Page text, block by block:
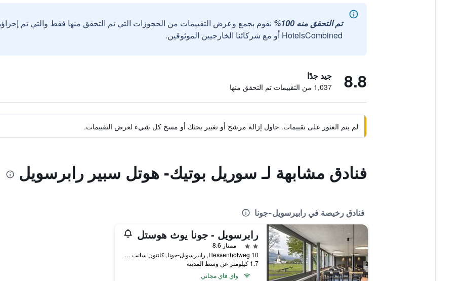
تم التحقق منه 100%
نقوم بجمع وعرض التقييمات من الحجوزات التي تم التحقق منها فقط والتي تم
HotelsCombined أو مع شركائنا الخارجيين الموثوقين.
8.8 جيد جدًا
1,037 من التقييمات تم التحقق منها
لم يتم العثور على تقييمات. حاول إزالة مرشح أو تغيير بحثك أو مسح كل شيء لعرض التقييمات.
فنادق مشابهة لـ سوريل بوتيك- هوتل سبير رابرسويل
فنادق رخيصة في رابيرسويل-جونا
رابرسويل - جونا يوث هوستل
2 نجمتين
ممتاز 8.6
Hessenhofweg 10, رابيرسويل-جونا, كانتون سانت غالن, سويسرا
1.7 كيلومتر عن وسط المدينة
واي فاي مجاني